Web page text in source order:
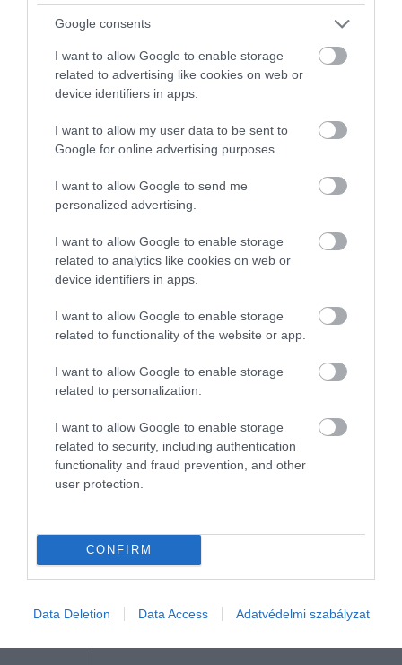
Google consents
I want to allow Google to enable storage
related to advertising like cookies on web or
device identifiers in apps.
I want to allow my user data to be sent to
Google for online advertising purposes.
I want to allow Google to send me
personalized advertising.
I want to allow Google to enable storage
related to analytics like cookies on web or
device identifiers in apps.
I want to allow Google to enable storage
related to functionality of the website or app.
I want to allow Google to enable storage
related to personalization.
I want to allow Google to enable storage
related to security, including authentication
functionality and fraud prevention, and other
user protection.
CONFIRM
Data Deletion Data Access Adatvédelmi szabályzat
folyamatok csökkenthetik az agy azon képességét,
amely a későbbiekben védelmet nyújthat a
kognitív hanyatlás ellen.
Bár az adatok nem elegendőek ahhoz, hogy az
demenciára, mégis erősen utalnak valamilyen
összefüggésre. Ennek következtében pedig a
kutatók felhívták a figyelmet arra, hogy mennyire
fontos a idősebb korúak esetében a rendellenesség
tüneteinek megfigyelése.
Az ADHD kezelése személytől és életkortól függően
változik, de gyakran használják a gyógyszeres
Akiknél ezt alkalmazták, ott arányaiban nem is
mutatták ki többször a betegséget.
Az idősebb felnőttekkel
gondozóknak figyelemmel
kell kísérniük az ADHD
tüneteit és a kapcsolódó